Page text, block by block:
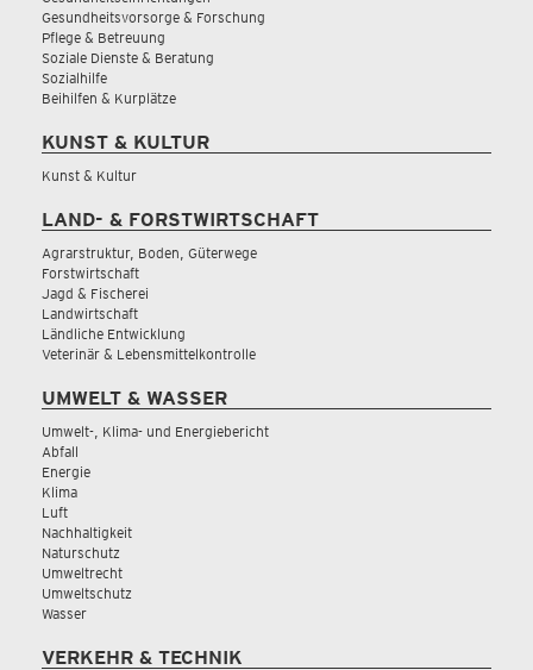
Gesundheitsvorsorge & Forschung
Pflege & Betreuung
Soziale Dienste & Beratung
Sozialhilfe
Beihilfen & Kurplätze
KUNST & KULTUR
Kunst & Kultur
LAND- & FORSTWIRTSCHAFT
Agrarstruktur, Boden, Güterwege
Forstwirtschaft
Jagd & Fischerei
Landwirtschaft
Ländliche Entwicklung
Veterinär & Lebensmittelkontrolle
UMWELT & WASSER
Umwelt-, Klima- und Energiebericht
Abfall
Energie
Klima
Luft
Nachhaltigkeit
Naturschutz
Umweltrecht
Umweltschutz
Wasser
VERKEHR & TECHNIK